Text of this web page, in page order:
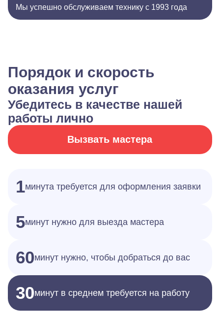
Мы успешно обслуживаем технику с 1993 года
Порядок и скорость
оказания услуг
Убедитесь в качестве нашей
работы лично
Вызвать мастера
1минута требуется для оформления заявки
5минут нужно для выезда мастера
60минут нужно, чтобы добраться до вас
30минут в среднем требуется на работу